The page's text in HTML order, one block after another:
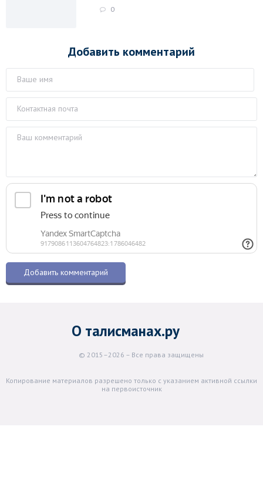
0
Добавить комментарий
О талисманах.ру
© 2015–2026 – Все права защищены
Копирование материалов разрешено только с указанием активной ссылки
на первоисточник